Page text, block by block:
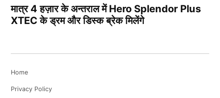
मात्र 4 हज़ार के अन्तराल में Hero Splendor Plus
XTEC के ड्रम और डिस्क ब्रेक मिलेंगे
Home
Privacy Policy